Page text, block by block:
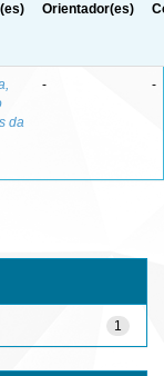
Orientador(es)
da
- -
1